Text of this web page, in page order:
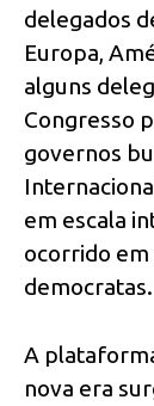
delegados
Europa,
alguns
Congresso
governos
em escala
ocorrido em
democratas.
A
nova era